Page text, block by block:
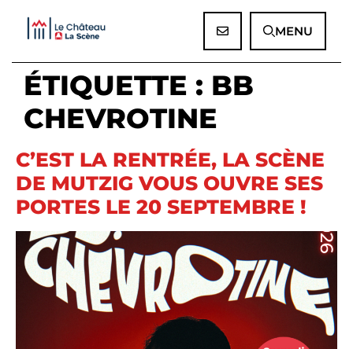
MENU
ÉTIQUETTE : BB
CHEVROTINE
C’EST LA RENTRÉE, LA SCÈNE
DE MUTZIG VOUS OUVRE SES
PORTES LE 20 SEPTEMBRE !
Panneau de gestion des cookies